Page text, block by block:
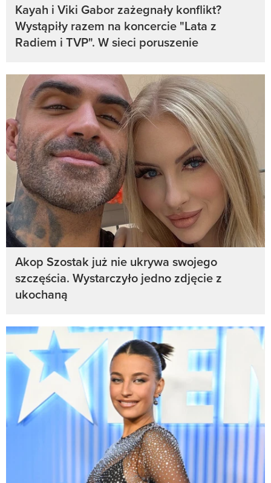
Kayah i Viki Gabor zażegnały konflikt?
Wystąpiły razem na koncercie "Lata z
Radiem i TVP". W sieci poruszenie
Akop Szostak już nie ukrywa swojego
szczęścia. Wystarczyło jedno zdjęcie z
ukochaną